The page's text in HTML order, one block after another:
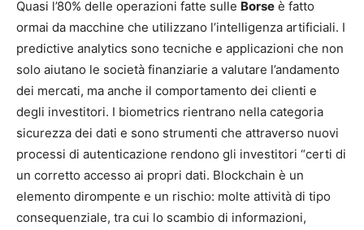
Quasi l’80% delle operazioni fatte sulle Borse è fatto
ormai da macchine che utilizzano l’intelligenza artificiali. I
predictive analytics sono tecniche e applicazioni che non
solo aiutano le società finanziarie a valutare l’andamento
dei mercati, ma anche il comportamento dei clienti e
degli investitori. I biometrics rientrano nella categoria
sicurezza dei dati e sono strumenti che attraverso nuovi
processi di autenticazione rendono gli investitori “certi di
un corretto accesso ai propri dati. Blockchain è un
elemento dirompente e un rischio: molte attività di tipo
consequenziale, tra cui lo scambio di informazioni,